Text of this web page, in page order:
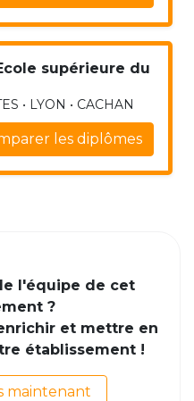
supérieure du
• LYON • CACHAN
les diplômes
l'équipe de cet
?
et mettre en
établissement !
maintenant